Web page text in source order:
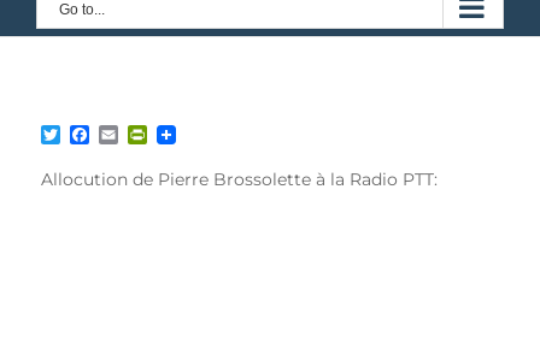
Go to...
TwitterFacebook
EmailPrintFriendly
Allocution de Pierre Brossolette à la Radio PTT: